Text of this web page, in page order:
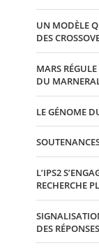
UN MODÈLE
DES
MARS
DU
LE GÉNOME
L’IPS2
RECHERCHE
DES